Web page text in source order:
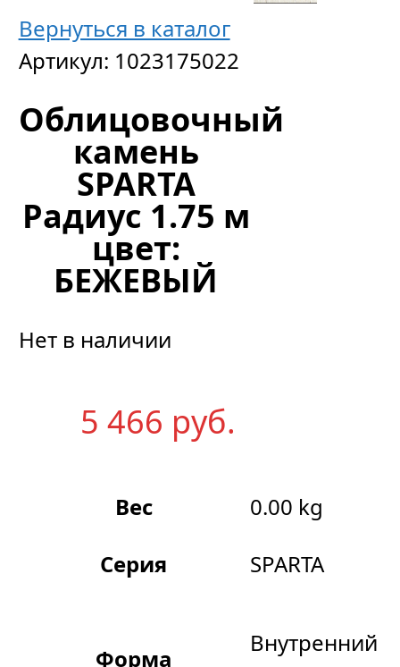
Вернуться в каталог
Артикул: 1023175022
Облицовочный
камень
SPARTA
Радиус 1.75 м
цвет:
БЕЖЕВЫЙ
Нет в наличии
5 466 руб.
Вес
0.00 kg
Серия
SPARTA
Форма
Внутренний